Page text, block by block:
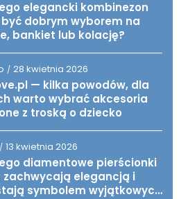
elegancki kombinezon
dobrym wyborem na
bankiet lub kolację?
/ 28 kwietnia 2026
— kilka powodów, dla
warto wybrać akcesoria
z troską o dziecko
/ 13 kwietnia 2026
diamentowe pierścionki
zachwycają elegancją i
symbolem wyjątkowych